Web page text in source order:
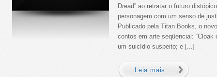
Dread” ao retratar o futuro
personagem com um senso de
Publicado pela Titan Books, o
contos em arte seqüencial: “Cloak
um suicídio suspeito; e [...]
Leia mais...